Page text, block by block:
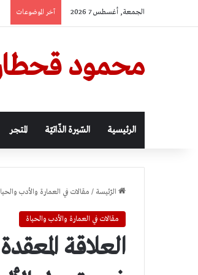
الجمعة, أغسطس 7 2026 آخر الموضوعات
محمود
الرئيسية السّيرة الذّاتيّة المتجر
الرّئيسة / مقالات في العمارة والأدب
مقالات في العمارة والأدب والحياة
العلاقة